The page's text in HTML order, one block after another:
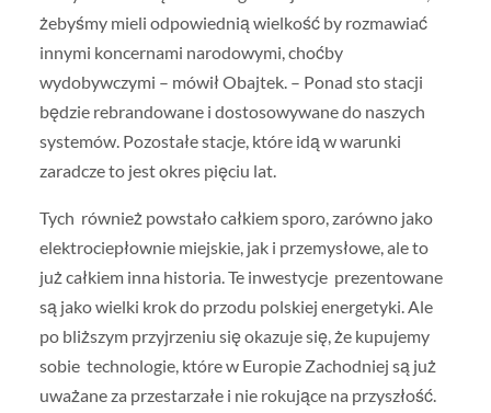
żebyśmy mieli odpowiednią wielkość by rozmawiać
innymi koncernami narodowymi, choćby
wydobywczymi – mówił Obajtek. – Ponad sto stacji
będzie rebrandowane i dostosowywane do naszych
systemów. Pozostałe stacje, które idą w warunki
zaradcze to jest okres pięciu lat.
Tych również powstało całkiem sporo, zarówno jako
elektrociepłownie miejskie, jak i przemysłowe, ale to
już całkiem inna historia. Te inwestycje prezentowane
są jako wielki krok do przodu polskiej energetyki. Ale
po bliższym przyjrzeniu się okazuje się, że kupujemy
sobie technologie, które w Europie Zachodniej są już
uważane za przestarzałe i nie rokujące na przyszłość.